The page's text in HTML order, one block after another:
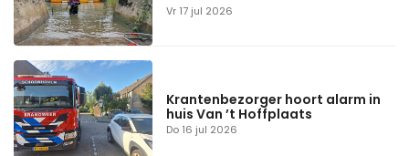
Vr 17 jul 2026
Do 16 jul 2026
Krantenbezorger hoort alarm in
huis Van ’t Hoffplaats